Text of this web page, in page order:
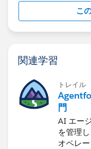
こ
関連学習
トレイル
門
AI エー
を管理
オペレ